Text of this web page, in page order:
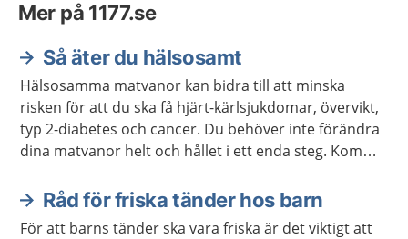
Mer på 1177.se
Så äter du hälsosamt
Hälsosamma matvanor kan bidra till att minska
risken för att du ska få hjärt-kärlsjukdomar, övervikt,
typ 2-diabetes och cancer. Du behöver inte förändra
dina matvanor helt och hållet i ett enda steg. Kom
Råd för friska tänder hos barn
För att barns tänder ska vara friska är det viktigt att